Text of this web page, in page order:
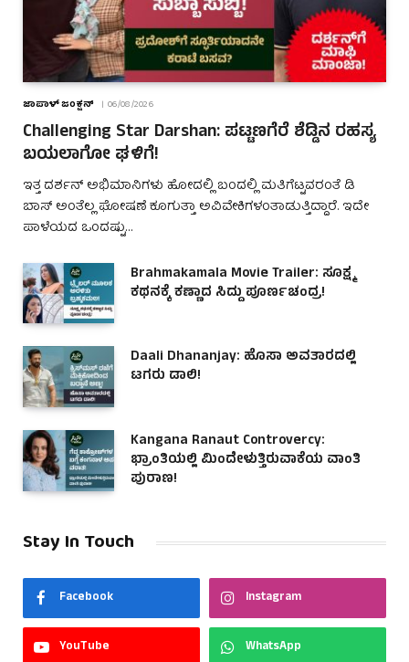
ಜಾಪಾಳ್ ಜಂಕ್ಷನ್ 06/08/2026
Challenging Star Darshan: ಪಟ್ಟಣಗೆರೆ ಶೆಡ್ಡಿನ ರಹಸ್ಯ
ಬಯಲಾಗೋ ಘಳಿಗೆ!
ಇತ್ತ ದರ್ಶನ್ ಅಭಿಮಾನಿಗಳು ಹೋದಲ್ಲಿ ಬಂದಲ್ಲಿ ಮತಿಗೆಟ್ಟವರಂತೆ ಡಿ
ಬಾಸ್ ಅಂತೆಲ್ಲ ಘೋಷಣೆ ಕೂಗುತ್ತಾ ಅವಿವೇಕಿಗಳಂತಾಡುತ್ತಿದ್ದಾರೆ. ಇದೇ
ಪಾಳೆಯದ ಒಂದಷ್ಟು…
Brahmakamala Movie Trailer: ಸೂಕ್ಷ್ಮ
ಕಥನಕ್ಕೆ ಕಣ್ಣಾದ ಸಿದ್ದು ಪೂರ್ಣಚಂದ್ರ!
Daali Dhananjay: ಹೊಸಾ ಅವತಾರದಲ್ಲಿ
ಟಗರು ಡಾಲಿ!
Kangana Ranaut Controvercy:
ಭ್ರಾಂತಿಯಲ್ಲಿ ಮಿಂದೇಳುತ್ತಿರುವಾಕೆಯ ವಾಂತಿ
ಪುರಾಣ!
Stay In Touch
Facebook Instagram
YouTube WhatsApp